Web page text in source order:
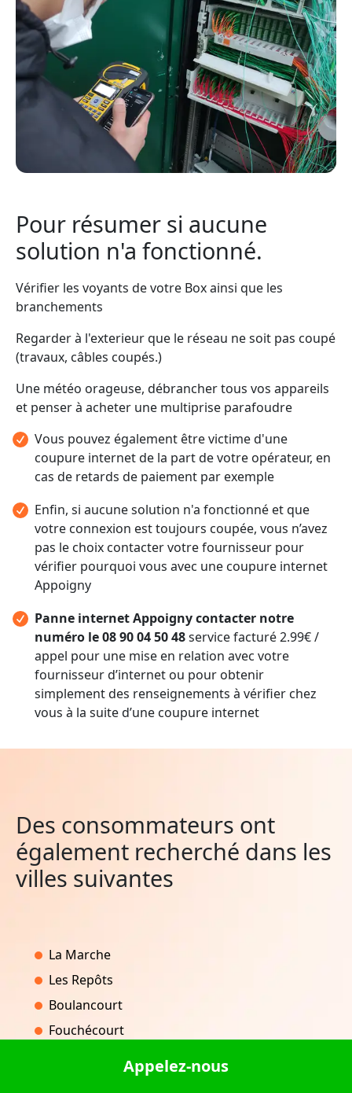
Pour résumer si aucune
solution n'a fonctionné.
Vérifier les voyants de votre Box ainsi que les
branchements
Regarder à l'exterieur que le réseau ne soit pas coupé
(travaux, câbles coupés.)
Une météo orageuse, débrancher tous vos appareils
et penser à acheter une multiprise parafoudre
Vous pouvez également être victime d'une
coupure internet de la part de votre opérateur, en
cas de retards de paiement par exemple
Enfin, si aucune solution n'a fonctionné et que
votre connexion est toujours coupée, vous n’avez
pas le choix contacter votre fournisseur pour
vérifier pourquoi vous avec une coupure internet
Appoigny
Panne internet Appoigny contacter notre
numéro le 08 90 04 50 48service facturé 2.99€ /
appel pour une mise en relation avec votre
fournisseur d’internet ou pour obtenir
simplement des renseignements à vérifier chez
vous à la suite d’une coupure internet
Des consommateurs ont
également recherché dans les
villes suivantes
La Marche
Les Repôts
Boulancourt
Fouchécourt
Appelez-nous